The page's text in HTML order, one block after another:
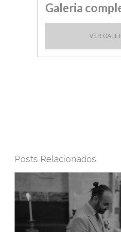
Galeria
VER
Posts Relacionados